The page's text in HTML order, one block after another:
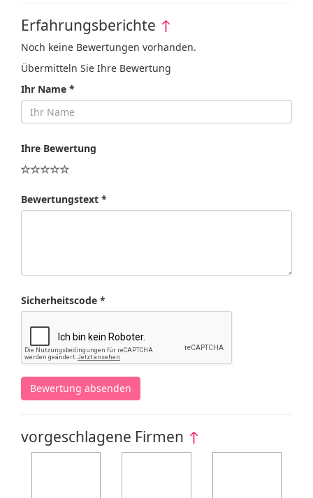
Erfahrungsberichte ↑
Noch keine Bewertungen vorhanden.
Übermitteln Sie Ihre Bewertung
Ihr Name *
Ihre Bewertung
Bewertungstext *
Sicherheitscode *
Bewertung absenden
vorgeschlagene Firmen ↑